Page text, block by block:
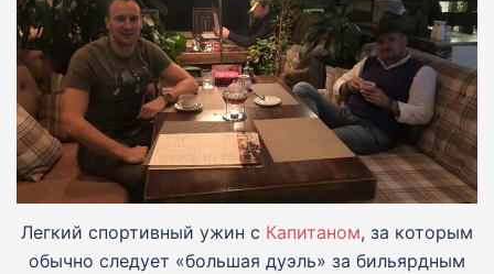
Легкий спортивный ужин с Капитаном, за которым
обычно следует «большая дуэль» за бильярдным